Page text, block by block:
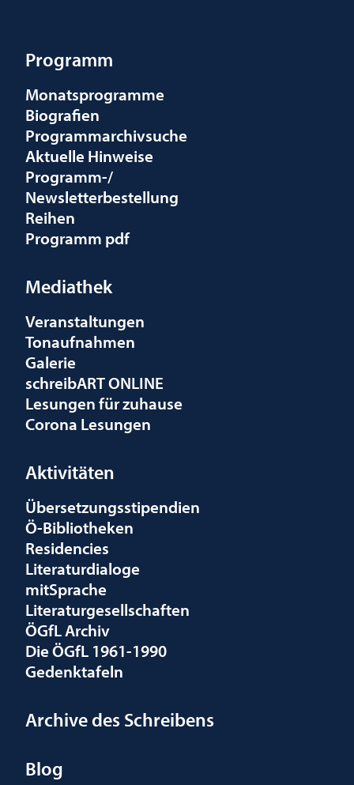
Programm
Monatsprogramme
Biografien
Programmarchivsuche
Aktuelle Hinweise
Programm-/
Newsletterbestellung
Reihen
Programm pdf
Mediathek
Veranstaltungen
Tonaufnahmen
Galerie
schreibART ONLINE
Lesungen für zuhause
Corona Lesungen
Aktivitäten
Übersetzungsstipendien
Ö-Bibliotheken
Residencies
Literaturdialoge
mitSprache
Literaturgesellschaften
ÖGfL Archiv
Die ÖGfL 1961-1990
Gedenktafeln
Archive des Schreibens
Blog